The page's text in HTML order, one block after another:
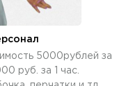
5000рублей за
руб. за 1 час.